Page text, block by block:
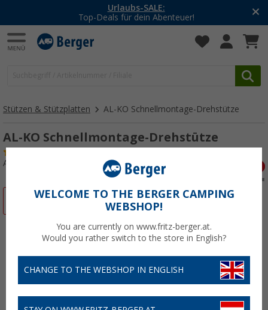
Urlaubs-SALE:
Top-Deals für dein Abenteuer!
Stützen & Stützplatten AL-KO Schnellmontage-Drehstütze
AL-KO Schnellmontage-Drehstütze
Art.-Nr.: 150820
WELCOME TO THE BERGER CAMPING
WEBSHOP!
You are currently on www.fritz-berger.at.
Would you rather switch to the store in English?
CHANGE TO THE WEBSHOP IN ENGLISH